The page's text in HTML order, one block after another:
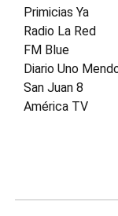
Primicias Ya
Radio La Red
FM Blue
Diario Uno
San Juan 8
América TV